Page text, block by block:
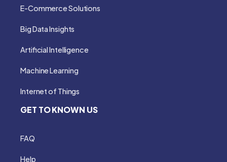
E-Commerce Solutions
Big Data Insights
Artificial Intelligence
Machine Learning
Internet of Things
GET TO KNOWN US
FAQ
Help